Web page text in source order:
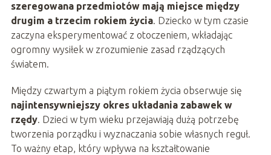
szeregowana przedmiotów mają miejsce między
drugim a trzecim rokiem życia. Dziecko w tym czasie
zaczyna eksperymentować z otoczeniem, wkładając
ogromny wysiłek w zrozumienie zasad rządzących
światem.
Między czwartym a piątym rokiem życia obserwuje się
najintensywniejszy okres układania zabawek w
rzędy. Dzieci w tym wieku przejawiają dużą potrzebę
tworzenia porządku i wyznaczania sobie własnych reguł.
To ważny etap, który wpływa na kształtowanie